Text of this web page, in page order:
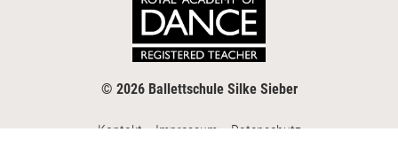
© 2026 Ballettschule Silke Sieber
Kontakt Impressum Datenschutz